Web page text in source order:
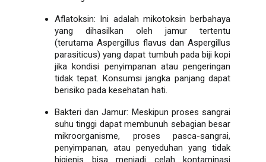
Aflatoksin: Ini adalah mikotoksin berbahaya
yang dihasilkan oleh jamur tertentu
(terutama Aspergillus flavus dan Aspergillus
parasiticus) yang dapat tumbuh pada biji kopi
jika kondisi penyimpanan atau pengeringan
tidak tepat. Konsumsi jangka panjang dapat
berisiko pada kesehatan hati.
Bakteri dan Jamur: Meskipun proses sangrai
suhu tinggi dapat membunuh sebagian besar
mikroorganisme, proses pasca-sangrai,
penyimpanan, atau penyeduhan yang tidak
higienis bisa menjadi celah kontaminasi